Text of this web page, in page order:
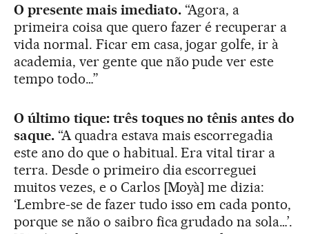
O presente mais imediato.“Agora, a
primeira coisa que quero fazer é recuperar a
vida normal. Ficar em casa, jogar golfe, ir à
academia, ver gente que não pude ver este
tempo todo…”
O último tique: três toques no tênis antes do
saque. “A quadra estava mais escorregadia
este ano do que o habitual. Era vital tirar a
terra. Desde o primeiro dia escorreguei
muitos vezes, e o Carlos [Moyà] me dizia:
‘Lembre-se de fazer tudo isso em cada ponto,
porque se não o saibro fica grudado na sola…’.